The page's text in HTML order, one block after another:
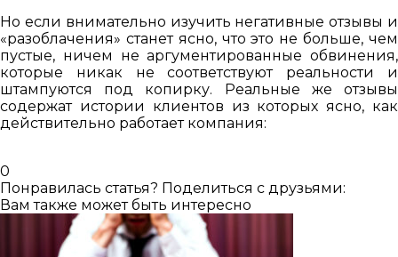
Но если внимательно изучить негативные отзывы и
«разоблачения» станет ясно, что это не больше, чем
пустые, ничем не аргументированные обвинения,
которые никак не соответствуют реальности и
штампуются под копирку. Реальные же отзывы
содержат истории клиентов из которых ясно, как
действительно работает компания:
0
Понравилась статья? Поделиться с друзьями:
Вам также может быть интересно